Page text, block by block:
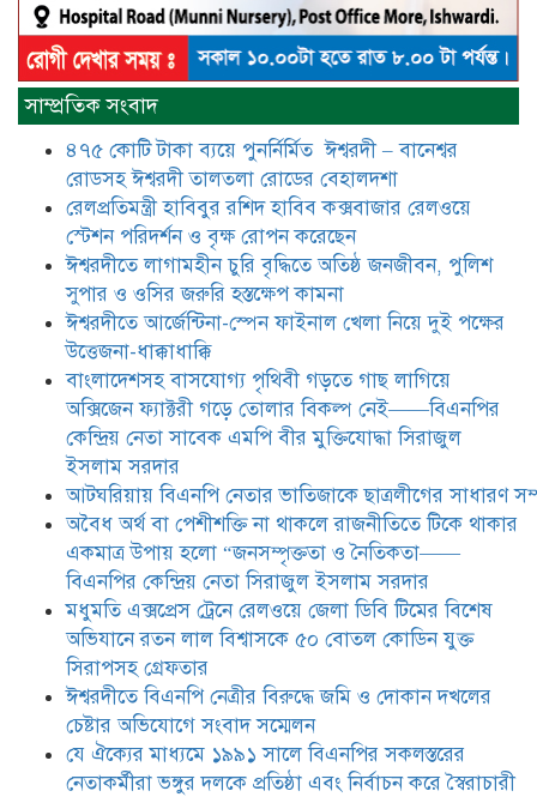
আটঘরিয়ায় বিএনপি নেতার ভাতিজাকে ছাত্রলীগের সাধারণ
​​অবৈধ অর্থ বা পেশীশক্তি না থাকলে
রাজনীতিতে টিকে থাকার একমাত্র উপায়
বিএনপির কেন্দ্রিয় নেতা সিরাজুল ইসলাম
সরদার
মধুমতি এক্সপ্রেস ট্রেনে রেলওয়ে জেলা
ডিবি টিমের বিশেষ অভিযানে রতন লাল
বিশ্বাসকে ৫০ বোতল কোডিন যুক্ত
সিরাপসহ গ্রেফতার
ঈশ্বরদীতে বিএনপি নেত্রীর বিরুদ্ধে জমি ও
দোকান দখলের চেষ্টার অভিযোগে সংবাদ
সম্মেলন
যে ঐক্যের মাধ্যমে ১৯৯১ সালে
বিএনপির সকলস্তরের নেতাকর্মীরা ভঙ্গুর
দলকে প্রতিষ্ঠা এবং নির্বাচন করে
স্বৈরাচারী শেখ হাসিনাকে অপসারণ
করেছিল সেই ঐক্যকেই সুদৃঢ় করার
আহবান জানিয়েছেন—- বিএনপির কেন্দ্রিয় নির্বাহী কমিটির নেতা,
সাবেক এমপি বীর মুক্তিযোদ্ধা সিরাজুল ইসলাম সরদার
সাম্প্রতিক সংবাদ
৪৭৫ কোটি টাকা ব্যয়ে পুনর্নির্মিত ঈশ্বরদী – বানেশ্বর
রোডসহ ঈশ্বরদী তালতলা রোডের বেহালদশা
রেলপ্রতিমন্ত্রী হাবিবুর রশিদ হাবিব কক্সবাজার রেলওয়ে
স্টেশন পরিদর্শন ও বৃক্ষ রোপন করেছেন
ঈশ্বরদীতে লাগামহীন চুরি বৃদ্ধিতে অতিষ্ঠ জনজীবন, পুলিশ
সুপার ও ওসির জরুরি হস্তক্ষেপ কামনা ​
ঈশ্বরদীতে আর্জেন্টিনা-স্পেন ফাইনাল খেলা নিয়ে দুই পক্ষের
উত্তেজনা-ধাক্কাধাক্কি
বাংলাদেশসহ বাসযোগ্য পৃথিবী গড়তে গাছ লাগিয়ে
অক্সিজেন ফ্যাক্টরী গড়ে তোলার বিকল্প নেই——বিএনপির
কেন্দ্রিয় নেতা সাবেক এমপি বীর মুক্তিযোদ্ধা সিরাজুল
ইসলাম সরদার
আটঘরিয়ায় বিএনপি নেতার ভাতিজাকে ছাত্রলীগের সাধারণ
​​অবৈধ অর্থ বা পেশীশক্তি না থাকলে রাজনীতিতে টিকে থাকার
একমাত্র উপায় হলো “জনসম্পৃক্ততা ও নৈতিকতা——
বিএনপির কেন্দ্রিয় নেতা সিরাজুল ইসলাম সরদার
মধুমতি এক্সপ্রেস ট্রেনে রেলওয়ে জেলা ডিবি টিমের বিশেষ
অভিযানে রতন লাল বিশ্বাসকে ৫০ বোতল কোডিন যুক্ত
সিরাপসহ গ্রেফতার
ঈশ্বরদীতে বিএনপি নেত্রীর বিরুদ্ধে জমি ও দোকান দখলের
চেষ্টার অভিযোগে সংবাদ সম্মেলন
যে ঐক্যের মাধ্যমে ১৯৯১ সালে বিএনপির সকলস্তরের
নেতাকর্মীরা ভঙ্গুর দলকে প্রতিষ্ঠা এবং নির্বাচন করে স্বৈরাচারী